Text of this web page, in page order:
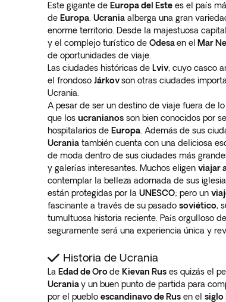
Este gigante de Europa del Este es el país
de Europa Ucrania alberga una gran
enorme territorio. Desde la majestuosa
y el complejo turístico de Odesaen el Mar
de oportunidades de viaje.
Las ciudades históricas de Lviv, cuyo casco
el frondoso Járkovson otras ciudades
Ucrania.
A pesar de ser un destino de viaje fuera de
que los ucranianos son bien conocidos por
hospitalarios de Europa . Además de sus
Ucrania también cuenta con una deliciosa
de moda dentro de sus ciudades más
y galerías interesantes. Muchos eligen viajar
contemplar la belleza adornada de sus
están protegidas por la UNESCO; pero un
fascinante a través de su pasado soviético,
tumultuosa historia reciente. País orgulloso
seguramente será una experiencia única y
Historia de Ucrania
La Edad de Orode Kievan Rus es quizás el
Ucraniay un buen punto de partida para
por el pueblo escandinavo de Rus en el siglo